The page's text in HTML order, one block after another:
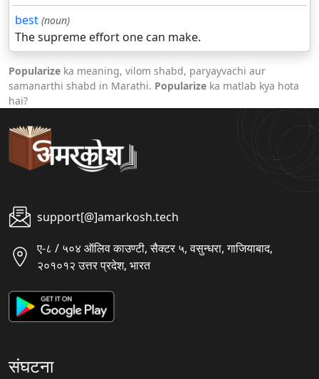
best (noun)
The supreme effort one can make.
Popularize ka meaning, vilom shabd, paryayvachi aur
samanarthi shabd in Marathi. Popularize ka matlab kya hota
hai?
support[@]amarkosh.tech
ए-८ / ५०४ ऑलिव काउण्टी, सैक्टर ५, वसुन्धरा, गाजियाबाद,
२०१०१२ उत्तर प्रदेश, भारत
संघटना